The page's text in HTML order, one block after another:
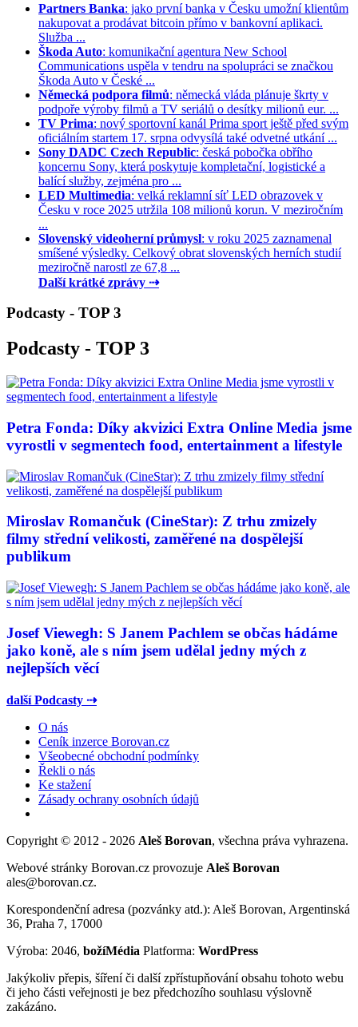
Partners Banka: jako první banka v Česku umožní klientům
nakupovat a prodávat bitcoin přímo v bankovní aplikaci.
Služba ...
Škoda Auto: komunikační agentura New School
Communications uspěla v tendru na spolupráci se značkou
Škoda Auto v České ...
Německá podpora filmů: německá vláda plánuje škrty v
podpoře výroby filmů a TV seriálů o desítky milionů eur. ...
TV Prima: nový sportovní kanál Prima sport ještě před svým
oficiálním startem 17. srpna odvysílá také odvetné utkání ...
Sony DADC Czech Republic: česká pobočka obřího
koncernu Sony, která poskytuje kompletační, logistické a
balící služby, zejména pro ...
LED Multimedia: velká reklamní síť LED obrazovek v
Česku v roce 2025 utržila 108 milionů korun. V meziročním
...
Slovenský videoherní průmysl: v roku 2025 zaznamenal
smíšené výsledky. Celkový obrat slovenských herních studií
meziročně narostl ze 67,8 ...
Další krátké zprávy ⇢
Podcasty - TOP 3
Podcasty - TOP 3
Petra Fonda: Díky akvizici Extra Online Media jsme
vyrostli v segmentech food, entertainment a lifestyle
Miroslav Romančuk (CineStar): Z trhu zmizely
filmy střední velikosti, zaměřené na dospělejší
publikum
Josef Viewegh: S Janem Pachlem se občas hádáme
jako koně, ale s ním jsem udělal jedny mých z
nejlepších věcí
další Podcasty ⇢
O nás
Ceník inzerce Borovan.cz
Všeobecné obchodní podmínky
Řekli o nás
Ke stažení
Zásady ochrany osobních údajů
Copyright © 2012 - 2026 Aleš Borovan, všechna práva vyhrazena.
Webové stránky Borovan.cz provozuje Aleš Borovan
ales@borovan.cz.
Korespondenční adresa (pozvánky atd.): Aleš Borovan, Argentinská
36, Praha 7, 17000
Výroba: 2046, božíMédia Platforma: WordPress
Jakýkoliv přepis, šíření či další zpřístupňování obsahu tohoto webu
či jeho části veřejnosti je bez předchozího souhlasu výslovně
zakázáno.